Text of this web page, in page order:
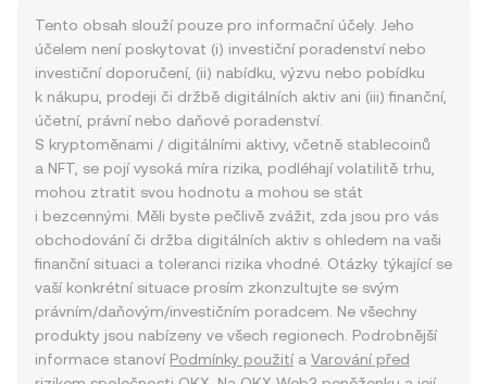
Tento obsah slouží pouze pro informační účely. Jeho
účelem není poskytovat (i) investiční poradenství nebo
investiční doporučení, (ii) nabídku, výzvu nebo pobídku
k nákupu, prodeji či držbě digitálních aktiv ani (iii) finanční,
účetní, právní nebo daňové poradenství.
S kryptoměnami / digitálními aktivy, včetně stablecoinů
a NFT, se pojí vysoká míra rizika, podléhají volatilitě trhu,
mohou ztratit svou hodnotu a mohou se stát
i bezcennými. Měli byste pečlivě zvážit, zda jsou pro vás
obchodování či držba digitálních aktiv s ohledem na vaši
finanční situaci a toleranci rizika vhodné. Otázky týkající se
vaší konkrétní situace prosím zkonzultujte se svým
právním/daňovým/investičním poradcem. Ne všechny
produkty jsou nabízeny ve všech regionech. Podrobnější
informace stanoví Podmínky použitía Varování před